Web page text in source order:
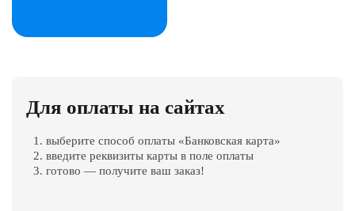
Для оплаты на сайтах
выберите способ оплаты «Банковская карта»
введите реквизиты карты в поле оплаты
готово — получите ваш заказ!